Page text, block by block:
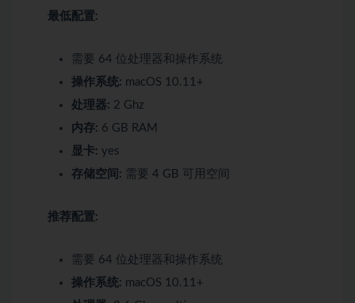
最低配置:
需要 64 位处理器和操作系统
操作系统: macOS 10.11+
处理器: 2 Ghz
内存: 6 GB RAM
显卡: yes
存储空间: 需要 4 GB 可用空间
推荐配置:
需要 64 位处理器和操作系统
操作系统: macOS 10.11+